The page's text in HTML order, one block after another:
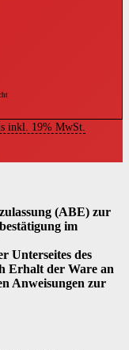
inkl. 19% MwSt.
(ABE) zur
im
Unterseites des
Erhalt der Ware an
Anweisungen zur